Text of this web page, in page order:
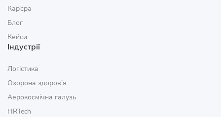
Кар’єра
Блог
Кейси
Індустрії
Логістика
Охорона здоров’я
Аерокосмічна галузь
HRTech